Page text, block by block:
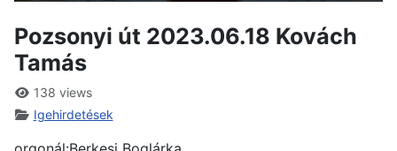
Pozsonyi út 2023.06.18 Kovách
Tamás
138 views
Igehirdetések